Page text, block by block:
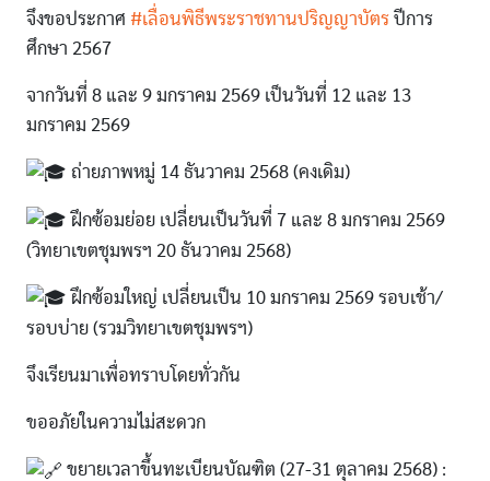
จึงขอประกาศ #เลื่อนพิธีพระราชทานปริญญาบัตร ปีการ
ศึกษา 2567
จากวันที่ 8 และ 9 มกราคม 2569 เป็นวันที่ 12 และ 13
มกราคม 2569
ถ่ายภาพหมู่ 14 ธันวาคม 2568 (คงเดิม)
ฝึกซ้อมย่อย เปลี่ยนเป็นวันที่ 7 และ 8 มกราคม 2569
(วิทยาเขตชุมพรฯ 20 ธันวาคม 2568)
ฝึกซ้อมใหญ่ เปลี่ยนเป็น 10 มกราคม 2569 รอบเช้า/
รอบบ่าย (รวมวิทยาเขตชุมพรฯ)
จึงเรียนมาเพื่อทราบโดยทั่วกัน
ขออภัยในความไม่สะดวก
ขยายเวลาขึ้นทะเบียนบัณฑิต (27-31 ตุลาคม 2568) :